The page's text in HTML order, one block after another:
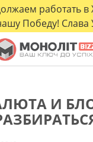
работать в
Победу! Слава
И